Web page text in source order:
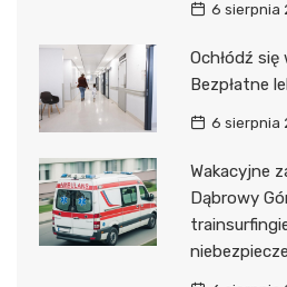
6 sierpnia
Ochłódź
Bezpłatne
6 sierpnia
Wakacyjne
Dąbrowy